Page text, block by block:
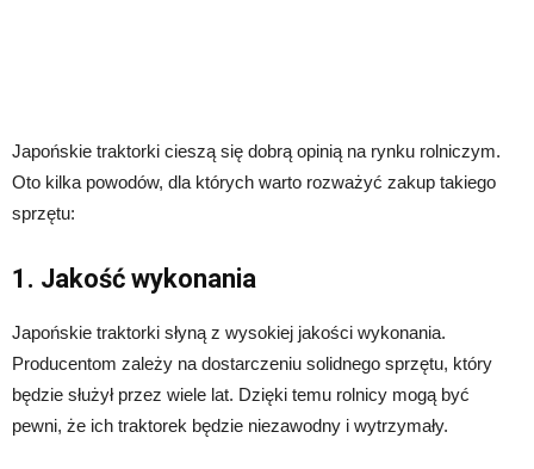
Japońskie traktorki cieszą się dobrą opinią na rynku rolniczym.
Oto kilka powodów, dla których warto rozważyć zakup takiego
sprzętu:
1. Jakość wykonania
Japońskie traktorki słyną z wysokiej jakości wykonania.
Producentom zależy na dostarczeniu solidnego sprzętu, który
będzie służył przez wiele lat. Dzięki temu rolnicy mogą być
pewni, że ich traktorek będzie niezawodny i wytrzymały.